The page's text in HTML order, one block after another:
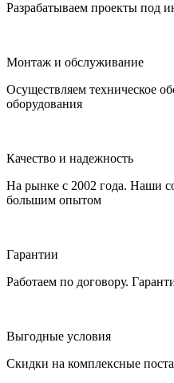
Разрабатываем проекты под
Монтаж и обслуживание
Осуществляем техническое
оборудования
Качество и надежность
На рынке с 2002 года. Наши
большим опытом
Гарантии
Работаем по договору.
Выгодные условия
Скидки на комплексные